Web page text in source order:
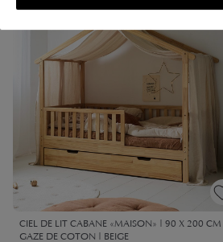
CIEL DE LIT CABANE «MAISON» | 90 X 200 CM |
GAZE DE COTON | BEIGE